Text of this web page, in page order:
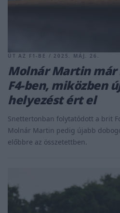
ÚT AZ F1-BE / 2025. MÁJ. 26.
Molnár Martin
F4-ben, miközben
helyezést ért el
Snettertonban folytatódott a brit
Molnár Martin pedig újabb
előbbre az összetettben.